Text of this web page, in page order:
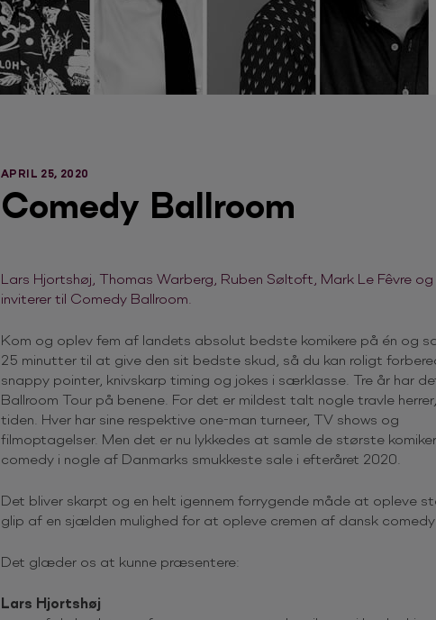
APRIL 25, 2020
Comedy Ballroom
Lars Hjortshøj, Thomas Warberg, Ruben Søltoft, Mark Le Fêvre
inviterer til Comedy Ballroom.
Kom og oplev fem af landets absolut bedste komikere på én og
25 minutter til at give den sit bedste skud, så du kan roligt
snappy pointer, knivskarp timing og jokes i særklasse. Tre år har
Ballroom Tour på benene. For det er mildest talt nogle travle
tiden. Hver har sine respektive one-man turneer, TV shows og
filmoptagelser. Men det er nu lykkedes at samle de største
comedy i nogle af Danmarks smukkeste sale i efteråret 2020.
Det bliver skarpt og en helt igennem forrygende måde at opleve
glip af en sjælden mulighed for at opleve cremen af dansk
Det glæder os at kunne præsentere:
Lars Hjortshøj